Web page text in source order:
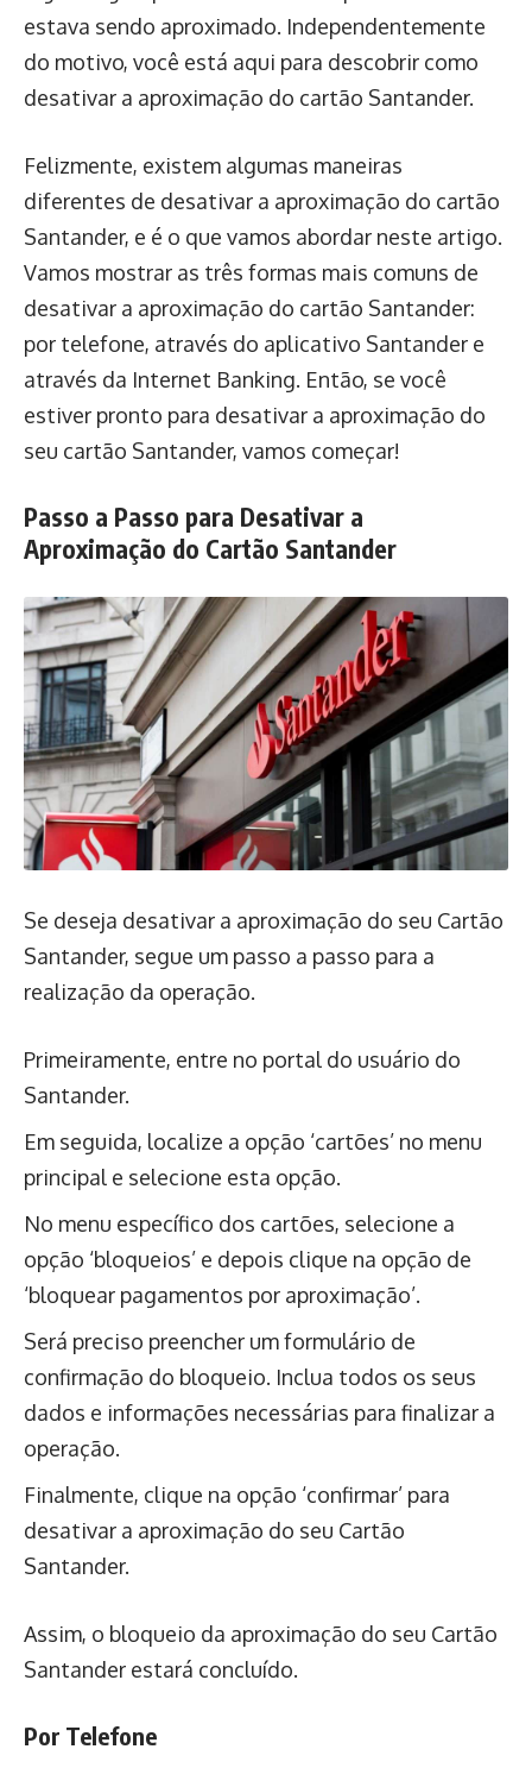
estava sendo aproximado. Independentemente
do motivo, você está aqui para descobrir como
desativar a aproximação do cartão Santander.
Felizmente, existem algumas maneiras
diferentes de desativar a aproximação do cartão
Santander, e é o que vamos abordar neste artigo.
Vamos mostrar as três formas mais comuns de
desativar a aproximação do cartão Santander:
por telefone, através do aplicativo Santander e
através da Internet Banking. Então, se você
estiver pronto para desativar a aproximação do
seu cartão Santander, vamos começar!
Passo a Passo para Desativar a
Aproximação do Cartão Santander
Se deseja desativar a aproximação do seu Cartão
Santander, segue um passo a passo para a
realização da operação.
Primeiramente, entre no portal do usuário do
Santander.
Em seguida, localize a opção ‘cartões’ no menu
principal e selecione esta opção.
No menu específico dos cartões, selecione a
opção ‘bloqueios’ e depois clique na opção de
‘bloquear pagamentos por aproximação’.
Será preciso preencher um formulário de
confirmação do bloqueio. Inclua todos os seus
dados e informações necessárias para finalizar a
operação.
Finalmente, clique na opção ‘confirmar’ para
desativar a aproximação do seu Cartão
Santander.
Assim, o bloqueio da aproximação do seu Cartão
Santander estará concluído.
Por Telefone